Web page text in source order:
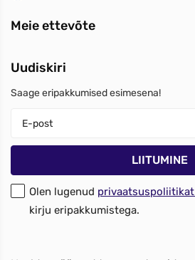
Meie ettevõte
Uudiskiri
Saage eripakkumised esimesena!
Olen lugenud privaatsuspoliitikat
kirju eripakkumistega.